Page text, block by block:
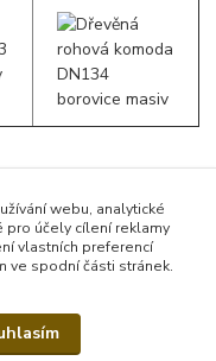
webu, analytické
pro účely cílení reklamy
vlastních preferencí
ve spodní části stránek.